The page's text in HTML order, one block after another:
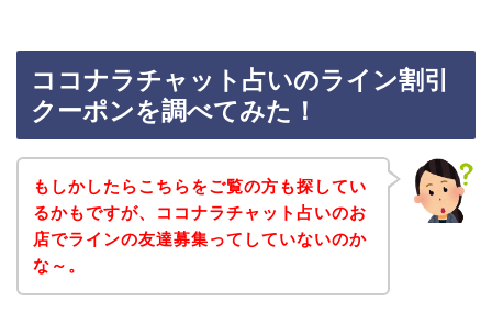
ココナラチャット占いのライン割引
クーポンを調べてみた！
もしかしたらこちらをご覧の方も探してい
るかもですが、ココナラチャット占いのお
店でラインの友達募集ってしていないのか
な～。